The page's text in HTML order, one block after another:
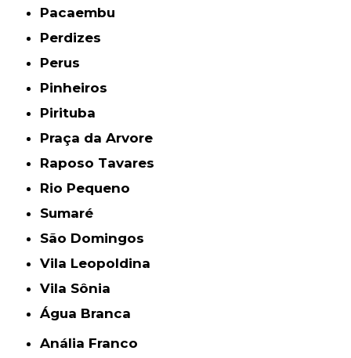
Pacaembu
Perdizes
Perus
Pinheiros
Pirituba
Praça da Arvore
Raposo Tavares
Rio Pequeno
Sumaré
São Domingos
Vila Leopoldina
Vila Sônia
Água Branca
Anália Franco